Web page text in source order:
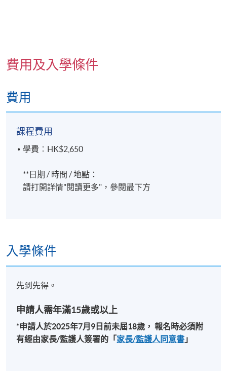
https://hkuspace.hku.hk/cht/teaching-and-
learning/learners-support/learners-
開課日期
2026年7月7日 (星期二)
修業期
共4課12小時
2026年7月7, 9, 14, 16日
地點
金鐘教學中心 (也可能在其他分校)，上課地點會於開
課前開課前7至3天，以電郵方式通知學員
費用及入學條件
費用
課程費用
學費︰HK$2,650
**日期 / 時間 / 地點：
請打開詳情"閱讀更多"，參閱最下方
入學條件
先到先得。
申請人需年滿15歲或以上
*申請人於2025年7月9 日前未屆18歲， 報名時必須附
有經由家長/監護人簽署的「 家長/監護人同意書 」